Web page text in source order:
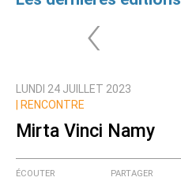
‹
LUNDI 24 JUILLET 2023
| RENCONTRE
Mirta Vinci Namy
ÉCOUTER PARTAGER